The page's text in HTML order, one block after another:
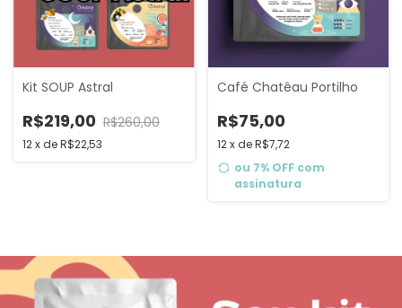
Kit SOUP Astral
R$219,00 R$260,00
12xdeR$22,53
Café Chatêau Portilho
R$75,00
12 xdeR$7,72
ou 7% OFF com
assinatura